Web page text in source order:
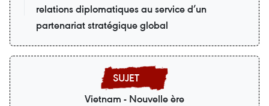
relations diplomatiques au service d’un
partenariat stratégique global
Vietnam - Nouvelle ère